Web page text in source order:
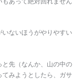
ないほうがやりやすい
先（なんか、山の中の
みようとしたら、ガサ